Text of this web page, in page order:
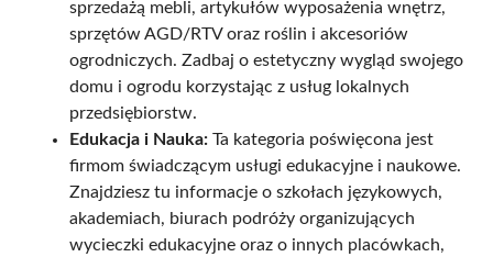
sprzedażą mebli, artykułów wyposażenia wnętrz,
sprzętów AGD/RTV oraz roślin i akcesoriów
ogrodniczych. Zadbaj o estetyczny wygląd swojego
domu i ogrodu korzystając z usług lokalnych
przedsiębiorstw.
Edukacja i Nauka: Ta kategoria poświęcona jest
firmom świadczącym usługi edukacyjne i naukowe.
Znajdziesz tu informacje o szkołach językowych,
akademiach, biurach podróży organizujących
wycieczki edukacyjne oraz o innych placówkach,